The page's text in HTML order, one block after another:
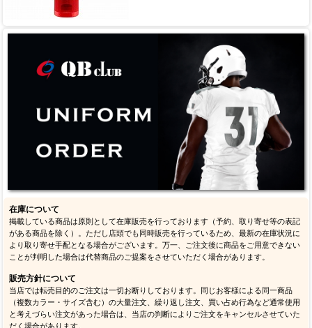
在庫について
掲載している商品は原則として在庫販売を行っております（予約、取り寄せ等の表記
がある商品を除く）。ただし店頭でも同時販売を行っているため、最新の在庫状況に
より取り寄せ手配となる場合がございます。万一、ご注文後に商品をご用意できない
ことが判明した場合は代替商品のご提案をさせていただく場合があります。
販売方針について
当店では転売目的のご注文は一切お断りしております。同じお客様による同一商品
（複数カラー・サイズ含む）の大量注文、繰り返し注文、買い占め行為など通常使用
と考えづらい注文があった場合は、当店の判断によりご注文をキャンセルさせていた
だく場合があります。